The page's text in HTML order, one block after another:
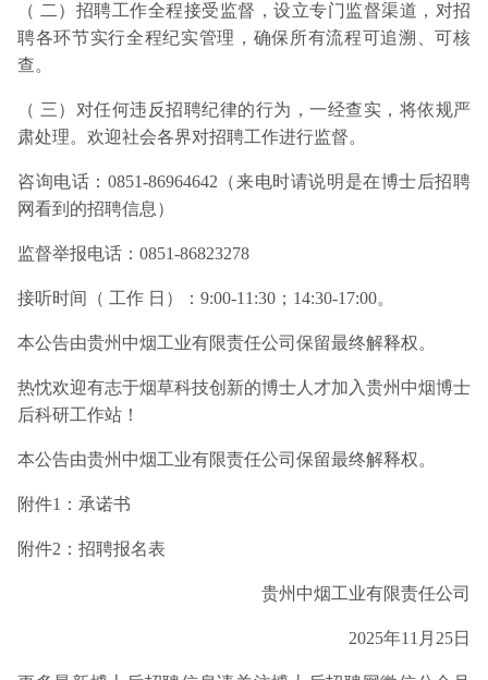
（ 二）招聘工作全程接受监督，设立专门监督渠道，对招
聘各环节实行全程纪实管理，确保所有流程可追溯、可核
查。
（ 三）对任何违反招聘纪律的行为，一经查实，将依规严
肃处理。欢迎社会各界对招聘工作进行监督。
咨询电话：0851-86964642（来电时请说明是在博士后招聘
网看到的招聘信息）
监督举报电话：0851-86823278
接听时间（ 工作 日）：9:00-11:30；14:30-17:00。
本公告由贵州中烟工业有限责任公司保留最终解释权。
热忱欢迎有志于烟草科技创新的博士人才加入贵州中烟博士
后科研工作站！
本公告由贵州中烟工业有限责任公司保留最终解释权。
附件1：承诺书
附件2：招聘报名表
贵州中烟工业有限责任公司
2025年11月25日